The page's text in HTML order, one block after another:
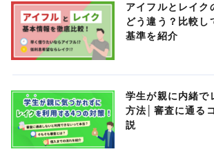
アイフルとレイク
どう違う？比較し
基準を紹介
学生が親に内緒で
方法│審査に通る
説